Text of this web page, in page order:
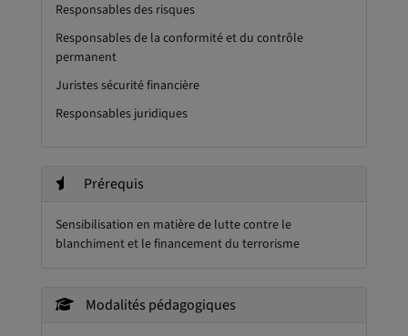
Responsables des risques
Responsables de la conformité et du contrôle
permanent
Juristes sécurité financière
Responsables juridiques
Prérequis
Sensibilisation en matière de lutte contre le
blanchiment et le financement du terrorisme
Modalités pédagogiques